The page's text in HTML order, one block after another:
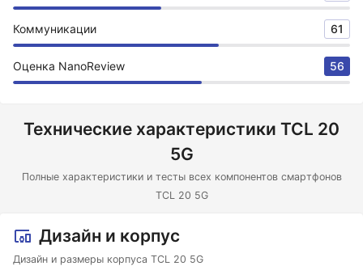
Коммуникации 61
Оценка NanoReview 56
Технические характеристики TCL 20
5G
Полные характеристики и тесты всех компонентов смартфонов
TCL 20 5G
Дизайн и корпус
Дизайн и размеры корпуса TCL 20 5G